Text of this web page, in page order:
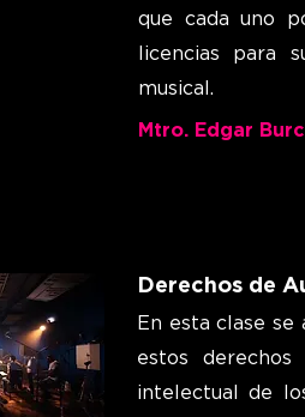
que cada uno
licencias para
musical.
Mtro. Edgar
Derechos de
En esta clase
estos
intelectual de